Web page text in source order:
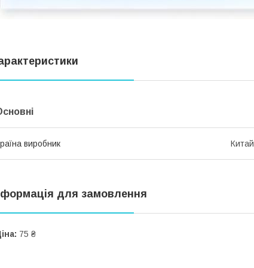
виробник Китай
для замовлення
75 ₴